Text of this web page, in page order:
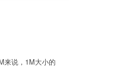
来说，1M大小的